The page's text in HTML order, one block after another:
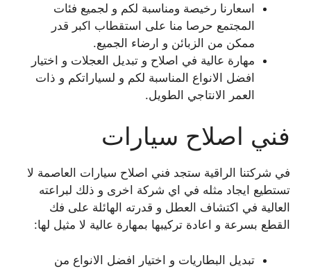
اسعارنا رخيصة ومناسبة لكم و لجميع فئات
المجتمع حرصا منا على استقطاب اكبر قدر
ممكن من الزبائن و ارضاء الجميع.
مهارة عالية في اصلاح و تبديل العجلات و اختيار
افضل الانواع المناسبة لكم و لسياراتكم و ذات
العمر الانتاجي الطويل.
فني اصلاح سيارات
في شركتنا الراقية ستجد فني اصلاح سيارات العاصمة لا
تستطيع ايجاد مثله في اي شركة اخرى و ذلك لبراعته
العالية في اكتشاف العطل و قدرته الهائلة على فك
القطع بسرعة و اعادة تركيبها بمهارة عالية لا مثيل لها:
تبديل البطاريات و اختيار افضل الانواع من